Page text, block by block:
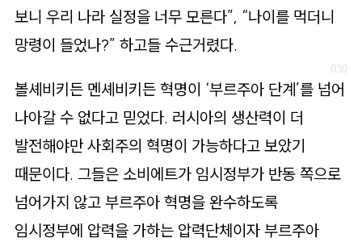
보니 우리 나라 실정을 너무 모른다”, “나이를 먹더니
망령이 들었나?” 하고들 수근거렸다.
볼셰비키든 멘셰비키든 혁명이 ‘부르주아 단계’를 넘어
나아갈 수 없다고 믿었다. 러시아의 생산력이 더
발전해야만 사회주의 혁명이 가능하다고 보았기
때문이다. 그들은 소비에트가 임시정부가 반동 쪽으로
넘어가지 않고 부르주아 혁명을 완수하도록
임시정부에 압력을 가하는 압력단체이자 부르주아